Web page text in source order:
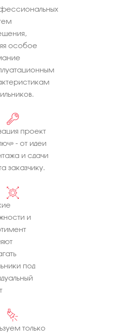
особое
проект
- от идеи
и сдачи
заказчику.
и
под
только